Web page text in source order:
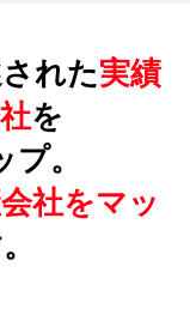
れた実績
を
。
社をマッ